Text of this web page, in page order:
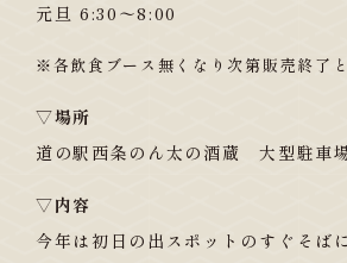
元旦 6:30〜8:00
※各飲食ブース無くなり次第販売終了と
▽場所
道の駅西条のん太の酒蔵 大型駐車
▽内容
今年は初日の出スポットのすぐそば